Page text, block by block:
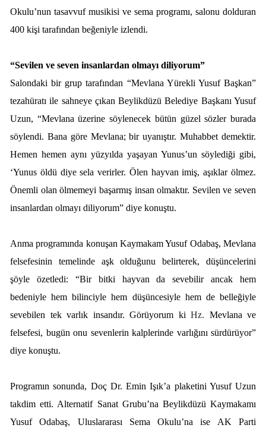
Okulu’nun tasavvuf musikisi ve sema programı, salonu dolduran
400 kişi tarafından beğeniyle izlendi.
“Sevilen ve seven insanlardan olmayı diliyorum”
Salondaki bir grup tarafından “Mevlana Yürekli Yusuf Başkan”
tezahüratı ile sahneye çıkan Beylikdüzü Belediye Başkanı Yusuf
Uzun, “Mevlana üzerine söylenecek bütün güzel sözler burada
söylendi. Bana göre Mevlana; bir uyanıştır. Muhabbet demektir.
Hemen hemen aynı yüzyılda yaşayan Yunus’un söylediği gibi,
‘Yunus öldü diye sela verirler. Ölen hayvan imiş, aşıklar ölmez.
Önemli olan ölmemeyi başarmış insan olmaktır. Sevilen ve seven
insanlardan olmayı diliyorum” diye konuştu.
Anma programında konuşan Kaymakam Yusuf Odabaş, Mevlana
felsefesinin temelinde aşk olduğunu belirterek, düşüncelerini
şöyle özetledi: “Bir bitki hayvan da sevebilir ancak hem
bedeniyle hem bilinciyle hem düşüncesiyle hem de belleğiyle
sevebilen tek varlık insandır. Görüyorum ki Hz. Mevlana ve
felsefesi, bugün onu sevenlerin kalplerinde varlığını sürdürüyor”
diye konuştu.
Programın sonunda, Doç Dr. Emin Işık’a plaketini Yusuf Uzun
takdim etti. Alternatif Sanat Grubu’na Beylikdüzü Kaymakamı
Yusuf Odabaş, Uluslararası Sema Okulu’na ise AK Parti